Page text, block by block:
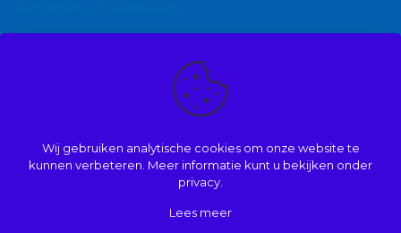
Vergelijk autoverzekering
Wij gebruiken analytische cookies om onze website te
kunnen verbeteren. Meer informatie kunt u bekijken onder
privacy.
Lees meer